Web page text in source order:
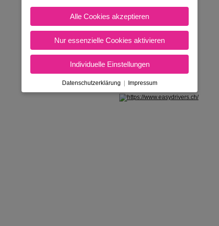
Alle Cookies akzeptieren
Nur essenzielle Cookies aktivieren
Individuelle Einstellungen
Datenschutzerklärung | Impressum